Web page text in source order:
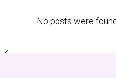
No posts were found.